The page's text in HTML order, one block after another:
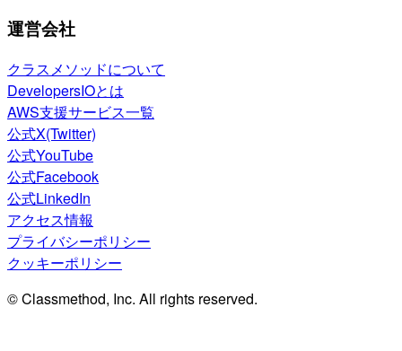
運営会社
クラスメソッドについて
DevelopersIOとは
AWS支援サービス一覧
公式X(Twitter)
公式YouTube
公式Facebook
公式LinkedIn
アクセス情報
プライバシーポリシー
クッキーポリシー
© Classmethod, Inc. All rights reserved.